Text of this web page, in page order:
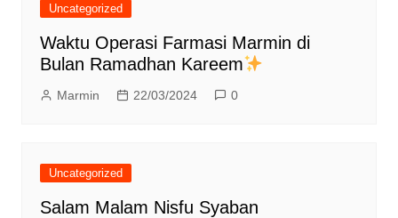
Uncategorized
Waktu Operasi Farmasi Marmin di
Bulan Ramadhan Kareem
Marmin 22/03/2024 0
Uncategorized
Salam Malam Nisfu Syaban